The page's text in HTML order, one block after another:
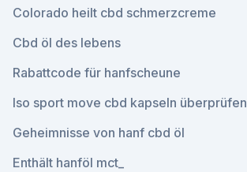
Colorado heilt cbd schmerzcreme
Cbd öl des lebens
Rabattcode für hanfscheune
Iso sport move cbd kapseln überprüfen
Geheimnisse von hanf cbd öl
Enthält hanföl mct_